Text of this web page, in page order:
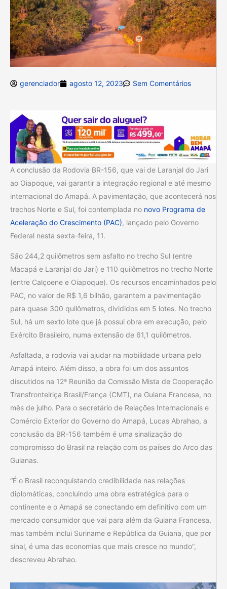
gerenciador agosto 12, 2023 Sem Comentários
A conclusão da Rodovia BR-156, que vai de Laranjal do Jari
ao Oiapoque, vai garantir a integração regional e até mesmo
internacional do Amapá. A pavimentação, que acontecerá nos
trechos Norte e Sul, foi contemplada no novo Programa de
Aceleração do Crescimento (PAC), lançado pelo Governo
Federal nesta sexta-feira, 11.
São 244,2 quilômetros sem asfalto no trecho Sul (entre
Macapá e Laranjal do Jari) e 110 quilômetros no trecho Norte
(entre Calçoene e Oiapoque). Os recursos encaminhados pelo
PAC, no valor de R$ 1,6 bilhão, garantem a pavimentação
para quase 300 quilômetros, divididos em 5 lotes. No trecho
Sul, há um sexto lote que já possui obra em execução, pelo
Exército Brasileiro, numa extensão de 61,1 quilômetros.
Asfaltada, a rodovia vai ajudar na mobilidade urbana pelo
Amapá inteiro. Além disso, a obra foi um dos assuntos
discutidos na 12ª Reunião da Comissão Mista de Cooperação
Transfronteiriça Brasil/França (CMT), na Guiana Francesa, no
mês de julho. Para o secretário de Relações Internacionais e
Comércio Exterior do Governo do Amapá, Lucas Abrahao, a
conclusão da BR-156 também é uma sinalização do
compromisso do Brasil na relação com os países do Arco das
Guianas.
“É o Brasil reconquistando credibilidade nas relações
diplomáticas, concluindo uma obra estratégica para o
continente e o Amapá se conectando em definitivo com um
mercado consumidor que vai para além da Guiana Francesa,
mas também inclui Suriname e República da Guiana, que por
sinal, é uma das economias que mais cresce no mundo”,
descreveu Abrahao.